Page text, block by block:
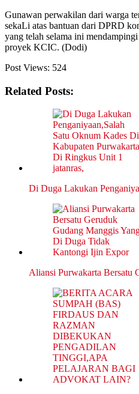
Gunawan perwakilan dari warga
sekaLi atas bantuan dari DPRD
yang telah selama ini
proyek KCIC. (Dodi)
Post Views: 524
Related Posts:
Di Duga Lakukan
Aliansi Purwakarta